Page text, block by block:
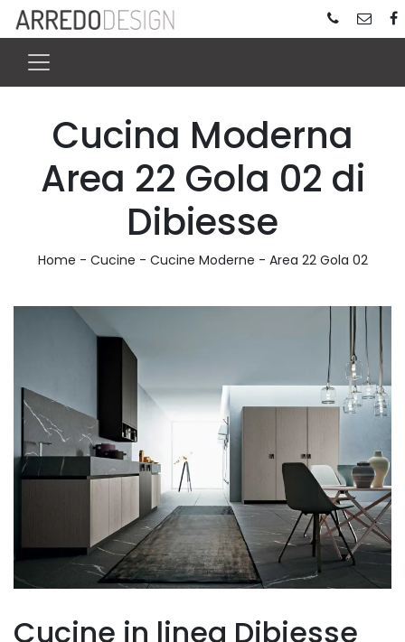
Cucina Moderna
Area 22 Gola 02 di
Dibiesse
Home - Cucine - Cucine Moderne - Area 22 Gola 02
Cucine in linea Dibiesse